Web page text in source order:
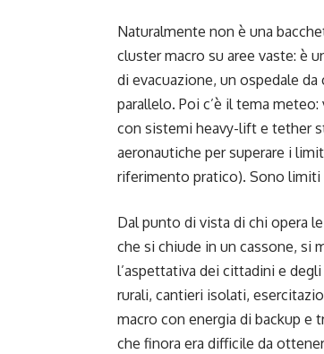
Naturalmente non è una
cluster macro su aree vaste: è
di evacuazione, un ospedale
parallelo. Poi c’è il tema
con sistemi heavy-lift e tether
aeronautiche per superare i
riferimento pratico). Sono
Dal punto di vista di chi opera
che si chiude in un cassone, si
l’aspettativa dei cittadini e
rurali, cantieri isolati,
macro con energia di backup e
che finora era difficile da